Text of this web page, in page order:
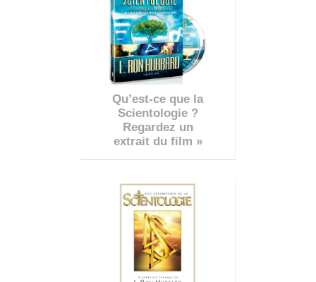
Qu’est-ce que la
Scientologie ?
Regardez un
extrait du film »